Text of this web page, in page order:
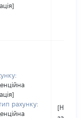
рахунку:
[Не